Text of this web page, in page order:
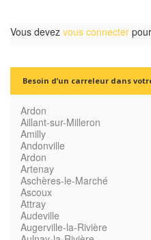
Vous devez vous connecter
Besoin d’un carreleur dans
Ardon
Aillant-sur-Milleron
Amilly
Andonville
Ardon
Artenay
Aschères-le-Marché
Ascoux
Attray
Audeville
Augerville-la-Rivière